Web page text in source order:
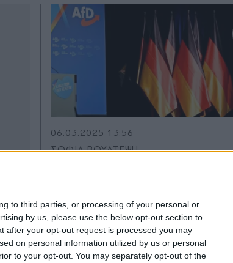
to third parties, or processing of your personal or
by us, please use the below opt-out section to
after your opt-out request is processed you may
on personal information utilized by us or personal
to your opt-out. You may separately opt-out of the
06.03.2025 13:56
ΣΟΦΙΑ ΒΟΥΛΤΕΨΗ
γερµανική Ακροδεξιά και την
Αριστερά